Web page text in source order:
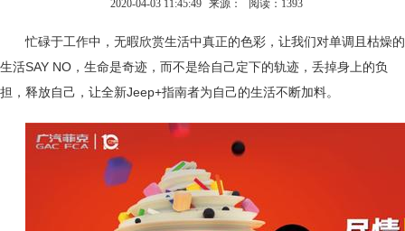
2020-04-03 11:45:49 来源： 阅读：1393
忙碌于工作中，无暇欣赏生活中真正的色彩，让我们对单调且枯燥的
生活SAY NO，生命是奇迹，而不是给自己定下的轨迹，丢掉身上的负
担，释放自己，让全新Jeep+指南者为自己的生活不断加料。